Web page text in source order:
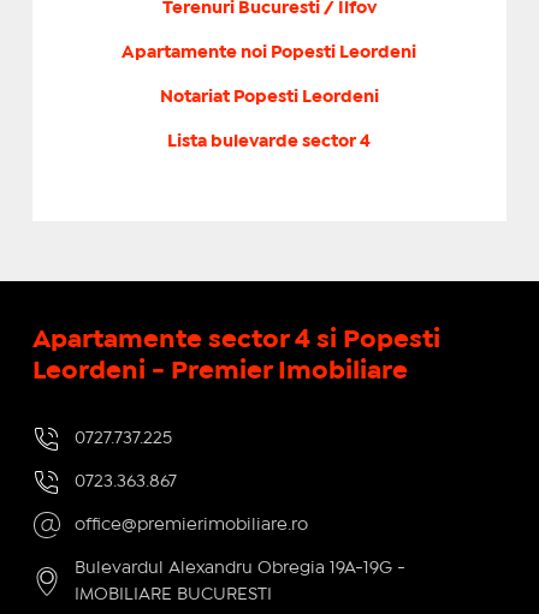
Terenuri Bucuresti / Ilfov
Apartamente noi Popesti Leordeni
Notariat Popesti Leordeni
Lista bulevarde sector 4
Apartamente sector 4 si Popesti
Leordeni - Premier Imobiliare
0727.737.225
0723.363.867
office@premierimobiliare.ro
Bulevardul Alexandru Obregia 19A-19G -
IMOBILIARE BUCURESTI